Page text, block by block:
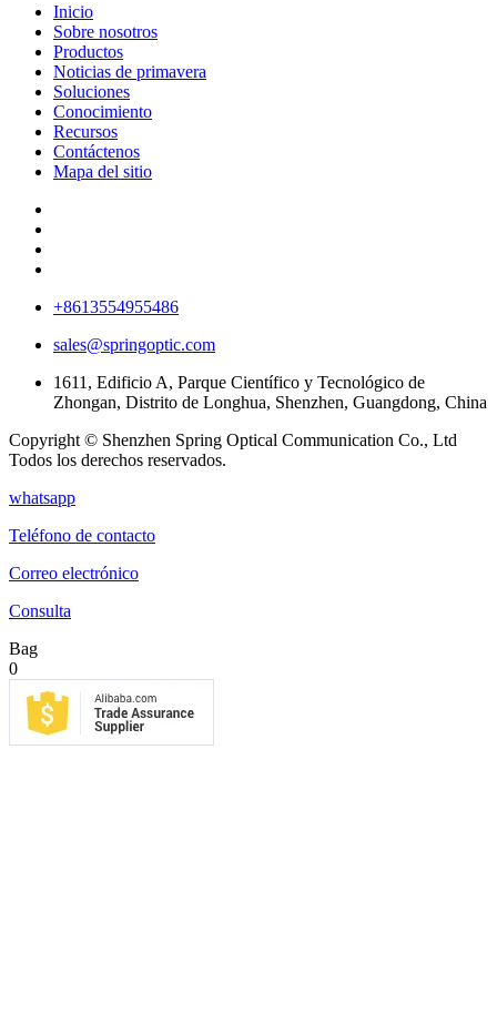
Inicio
Sobre nosotros
Productos
Noticias de primavera
Soluciones
Conocimiento
Recursos
Contáctenos
Mapa del sitio
+8613554955486
sales@springoptic.com
1611, Edificio A, Parque Científico y Tecnológico de
Zhongan, Distrito de Longhua, Shenzhen, Guangdong, China
Copyright © Shenzhen Spring Optical Communication Co., Ltd
Todos los derechos reservados.
whatsapp
Teléfono de contacto
Correo electrónico
Consulta
Bag
0